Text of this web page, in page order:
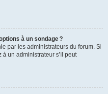
à un sondage ?
par les administrateurs du forum. Si
un administrateur s’il peut